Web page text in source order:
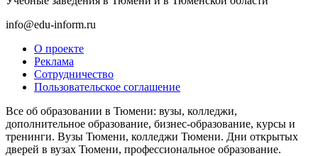
info@edu-inform.ru
О проекте
Реклама
Сотрудничество
Пользовательское соглашение
Все об образовании в Тюмени: вузы, колледжи,
дополнительное образование, бизнес-образование, курсы и
тренинги. Вузы Тюмени, колледжи Тюмени. Дни открытых
дверей в вузах Тюмени, профессиональное образование.